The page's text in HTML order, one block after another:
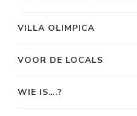
VILLA OLIMPICA
VOOR DE LOCALS
WIE IS….?